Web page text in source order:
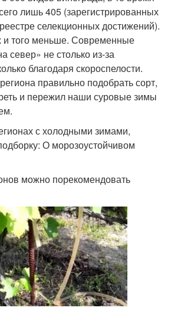
лишь 405 (зарегистрированных
селекционных достижений).
и того меньше. Современные
север» не столько из-за
благодаря скороспелости.
правильно подобрать сорт,
и пережил наши суровые зимы
с холодными зимами,
О морозоустойчивом
можно порекомендовать